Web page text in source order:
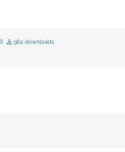
962 downloads